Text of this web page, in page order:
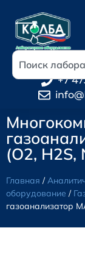
+7
(O2, H2S,
Главная /
оборудование /
газоанализатор